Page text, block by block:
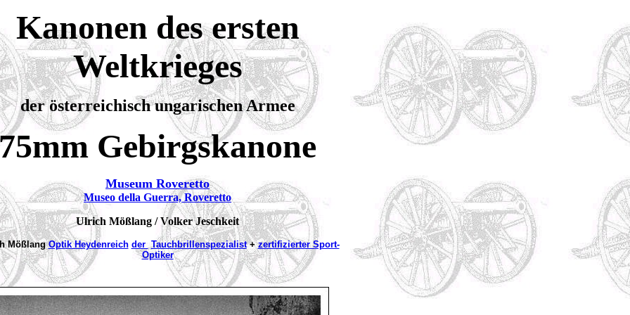
Kanonen des ersten
Weltkrieges
der österreichisch ungarischen Armee
Gebirgskanone
Museum Roveretto
Museo della Guerra, Roveretto
Ulrich Mößlang / Volker Jeschkeit
MößlangOptik Heydenreich der Tauchbrillenspezialist+zertifizierter Sport-
Optiker